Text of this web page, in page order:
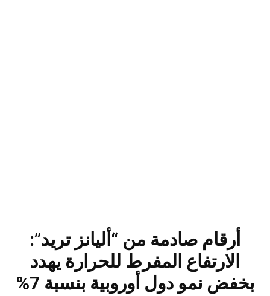
أرقام صادمة من “أليانز تريد”:
الارتفاع المفرط للحرارة يهدد
بخفض نمو دول أوروبية بنسبة 7%